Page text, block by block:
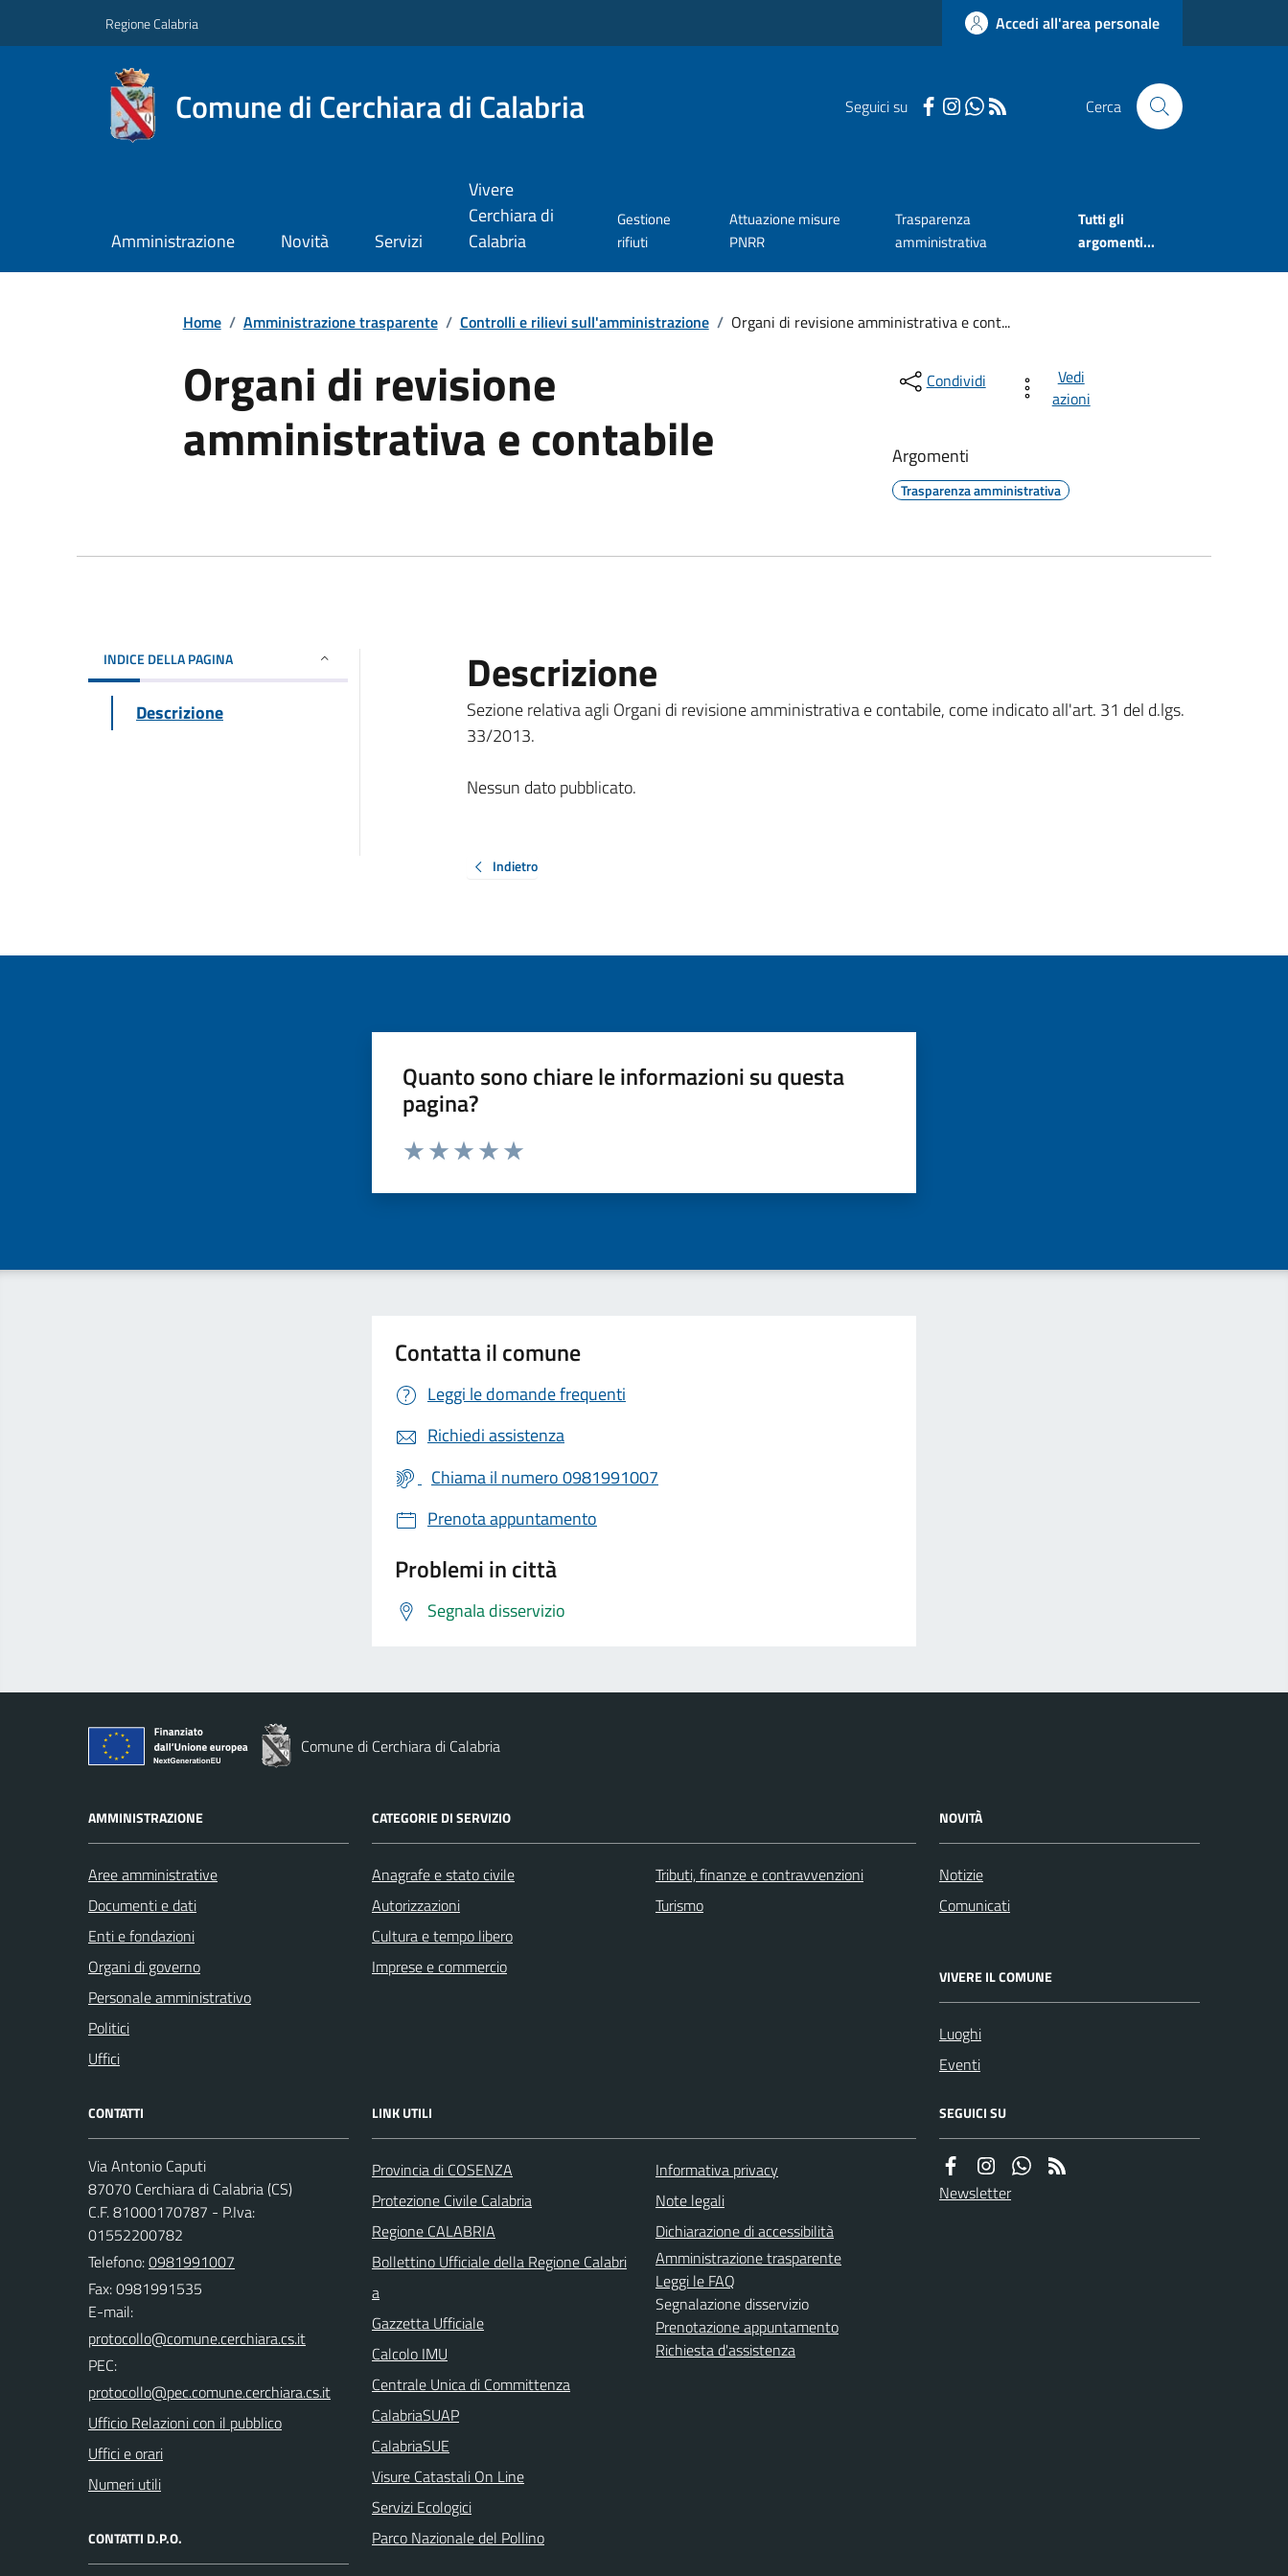
Regione Calabria Accedi all'area personale
Comune di Cerchiara di Calabria Seguici su Cerca
Amministrazione Novità Servizi
Vivere
Cerchiara di
Calabria
Gestione
rifiuti
Attuazione misure
PNRR
Trasparenza
amministrativa
Tutti gli
argomenti...
Home / Amministrazione trasparente / Controlli e rilievi sull'amministrazione / Organi di revisione amministrativa e cont...
Organi di revisione
amministrativa e contabile
Condividi
Vedi
azioni
Argomenti
Trasparenza amministrativa
INDICE DELLA PAGINA
Descrizione
Descrizione
Sezione relativa agli Organi di revisione amministrativa e contabile, come indicato all'art. 31 del d.lgs.
33/2013.
Nessun dato pubblicato.
Indietro
Quanto sono chiare le informazioni su questa
pagina?
Valuta da 1 a 5 stelle la pagina
Contatta il comune
Leggi le domande frequenti
Richiedi assistenza
Chiama il numero 0981991007
Prenota appuntamento
Problemi in città
Segnala disservizio
Comune di Cerchiara di Calabria
AMMINISTRAZIONE
Aree amministrative
Documenti e dati
Enti e fondazioni
Organi di governo
Personale amministrativo
Politici
Uffici
CATEGORIE DI SERVIZIO
Anagrafe e stato civile
Autorizzazioni
Cultura e tempo libero
Imprese e commercio
Tributi, finanze e contravvenzioni
Turismo
NOVITÀ
Notizie
Comunicati
VIVERE IL COMUNE
Luoghi
Eventi
CONTATTI
Via Antonio Caputi
87070 Cerchiara di Calabria (CS)
C.F. 81000170787 - P.Iva:
01552200782
Telefono:0981991007
Fax: 0981991535
E-mail:
PEC:
Ufficio Relazioni con il pubblico
Uffici e orari
Numeri utili
CONTATTI D.P.O.
LINK UTILI
Provincia di COSENZA
Protezione Civile Calabria
Regione CALABRIA
Bollettino Ufficiale della Regione Calabri
a
Gazzetta Ufficiale
Calcolo IMU
Centrale Unica di Committenza
CalabriaSUAP
CalabriaSUE
Visure Catastali On Line
Servizi Ecologici
Parco Nazionale del Pollino
Informativa privacy
Note legali
Dichiarazione di accessibilità
Amministrazione trasparente
Leggi le FAQ
Segnalazione disservizio
Prenotazione appuntamento
Richiesta d'assistenza
SEGUICI SU
Newsletter